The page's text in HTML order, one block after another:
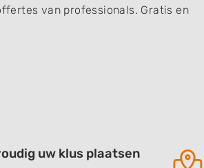
van professionals. Gratis en
uw klus plaatsen